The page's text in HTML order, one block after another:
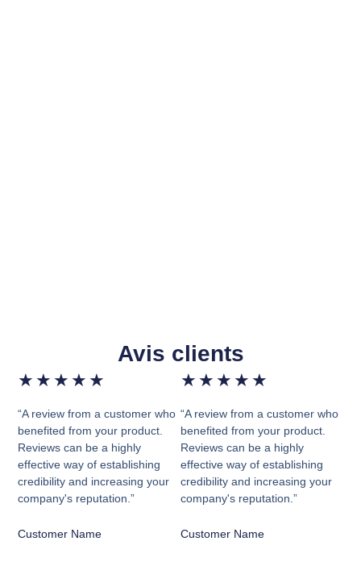
Avis clients
★ ★ ★ ★ ★
“A review from a customer who
benefited from your product.
Reviews can be a highly
effective way of establishing
credibility and increasing your
company's reputation.”
Customer Name
★ ★ ★ ★ ★
“A review from a customer who
benefited from your product.
Reviews can be a highly
effective way of establishing
credibility and increasing your
company's reputation.”
Customer Name